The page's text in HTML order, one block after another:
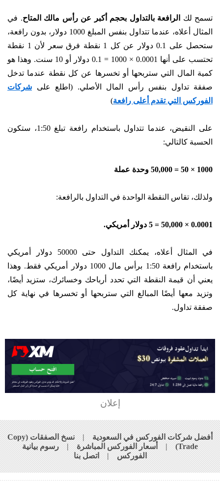
تسمح لك الرافعة بالتداول بحجم أكبر عن رأس مالك المتاح. في
المثال أعلاه، عندما تتداول بنفس المبلغ 1000 دولار، بدون رافعة،
ستحصل على 0.1 دولار عن كل 1 نقطة فرق سعر لأن 1 نقطة
تحتسب على أنها 0.0001 × 1000 = 0.1 دولار أو 10 سنت. وهذا هو
كمية المال التي ستربحها أو تخسرها عن كل نقطة عندما تدخل
صفقة تداول بنفس رأس المال الأصلي. (اطلع على شركات
الفوركس التي تقدم أعلى رافعة)
على النقيض، عندما تتداول باستخدام رافعة تبلغ 1:50، ستكون
الحسبة كالتالي:
1000 × 50 = 50,000 وحدة عملة
ولذلك، تقاس النقطة الواحدة في التداول بالرافعة:
0.0001 × 50,000 = 5 دولار أمريكي.
في المثال أعلاه، يمكنك التداول حتى 50000 دولار أمريكي
باستخدام رافعة 1:50 برأس مال 1000 دولار أمريكي فقط. وهذا
يعني أن قيمة النقطة التي تحدد أرباحك وخسائرك، ستزيد أيضًا،
وتزيد معها أيضًا المبالغ التي ستربحها أو تخسرها في نهاية كل
صفقة تداول.
إعلان
أفضل شركات الفوركس في السعودية|
نسخ الصفقات (Copy
Trade)
|أسعار الفوركس المباشرة|رسوم بيانية
الفوركس|اتصل بنا